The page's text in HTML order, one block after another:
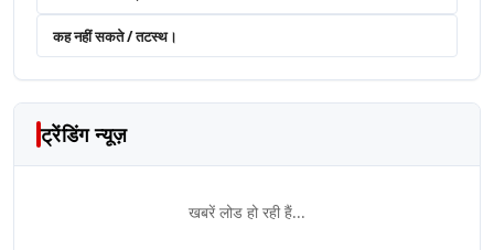
कह नहीं सकते / तटस्थ।
ट्रेंडिंग न्यूज़
खबरें लोड हो रही हैं...